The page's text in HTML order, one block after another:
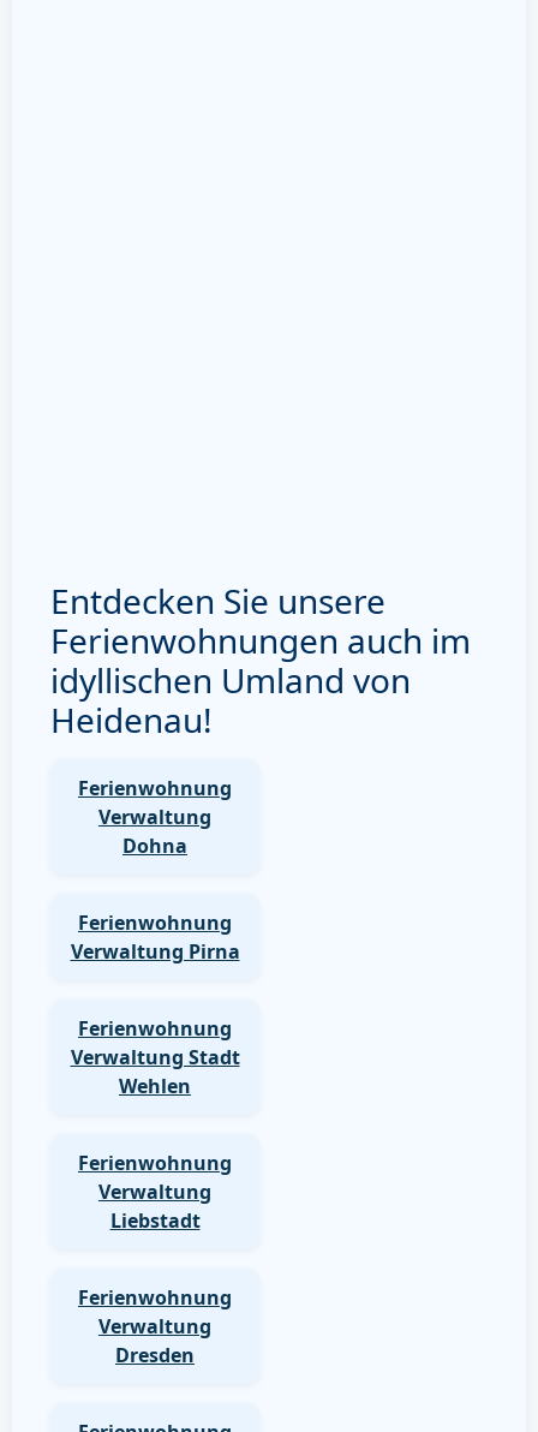
Entdecken Sie unsere
Ferienwohnungen auch im
idyllischen Umland von
Heidenau!
Ferienwohnung
Verwaltung
Dohna
Ferienwohnung
Verwaltung Pirna
Ferienwohnung
Verwaltung Stadt
Wehlen
Ferienwohnung
Verwaltung
Liebstadt
Ferienwohnung
Verwaltung
Dresden